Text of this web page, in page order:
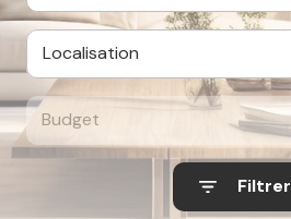
Budget
Filtrer